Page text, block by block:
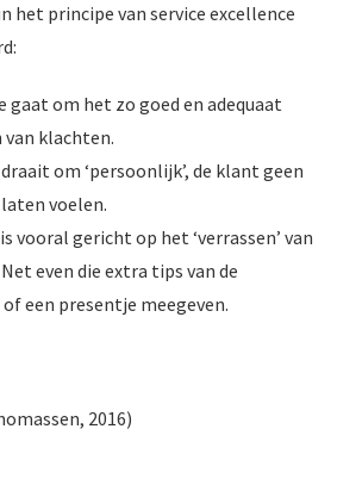
het principe van service excellence
gaat om het zo goed en adequaat
van klachten.
draait om ‘persoonlijk’, de klant geen
voelen.
vooral gericht op het ‘verrassen’ van
even die extra tips van de
een presentje meegeven.
2016)